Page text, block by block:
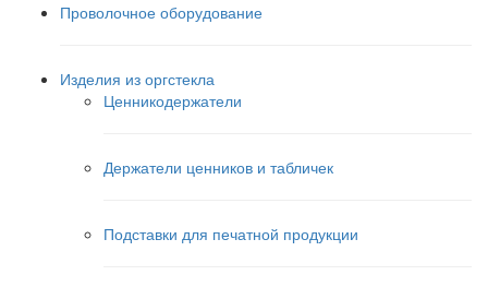
Проволочное оборудование
Изделия из оргстекла
Ценникодержатели
Держатели ценников и табличек
Подставки для печатной продукции